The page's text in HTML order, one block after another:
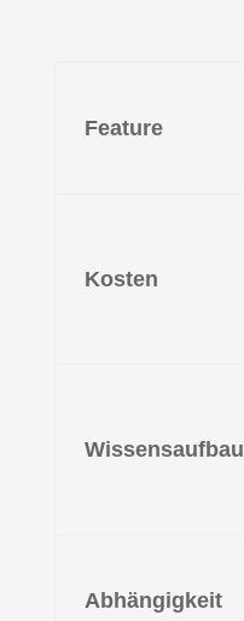
Feature
Kosten
Wissensaufbau
Abhängigkeit